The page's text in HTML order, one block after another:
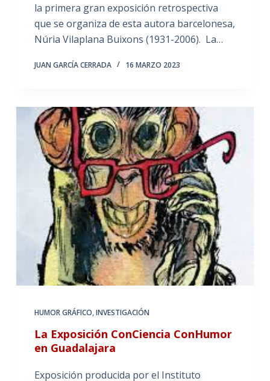
la primera gran exposición retrospectiva
que se organiza de esta autora barcelonesa,
Núria Vilaplana Buixons (1931-2006). La…
JUAN GARCÍA CERRADA 16 MARZO 2023
HUMOR GRÁFICO,INVESTIGACIÓN
La Exposición ConCiencia ConHumor
en Guadalajara
Exposición producida por el Instituto